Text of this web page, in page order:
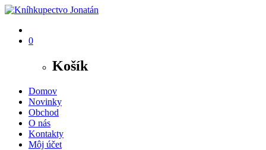
0
Košík
Domov
Novinky
Obchod
O nás
Kontakty
Môj účet